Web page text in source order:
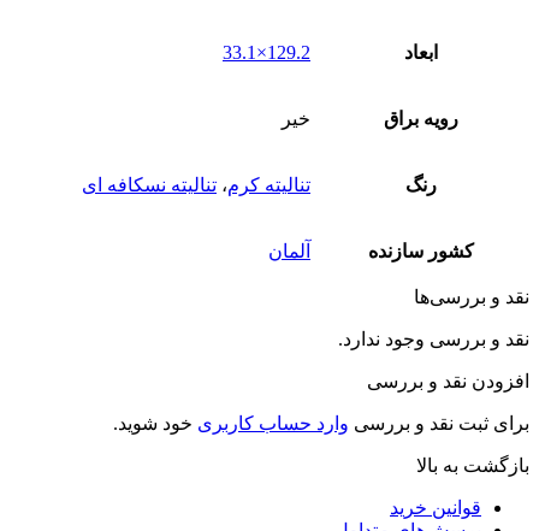
ابعاد 129.2×33.1
رویه براق خیر
رنگ تنالیته کرم، تنالیته نسکافه ای
کشور سازنده آلمان
نقد و بررسی‌ها
نقد و بررسی وجود ندارد.
افزودن نقد و بررسی
برای ثبت نقد و بررسی وارد حساب کاربری خود شوید.
بازگشت به بالا
قوانین خرید